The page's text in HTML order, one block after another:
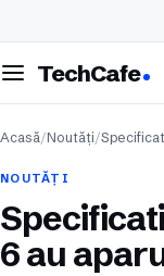
meniul
TechCafe
Acasă/Noutăți/
NOUTĂȚI
6 au